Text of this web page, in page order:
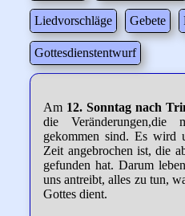
Liedvorschläge Gebete
Gottesdienstentwurf
Am 12. Sonntag nach
die
gekommen sind. Es wird
Zeit angebrochen ist, die
gefunden hat. Darum
uns antreibt, alles zu tun,
Gottes dient.